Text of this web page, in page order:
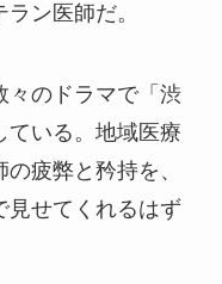
ン医師だ。
々のドラマで「渋
ている。地域医療
疲弊と矜持を、
見せてくれるはず